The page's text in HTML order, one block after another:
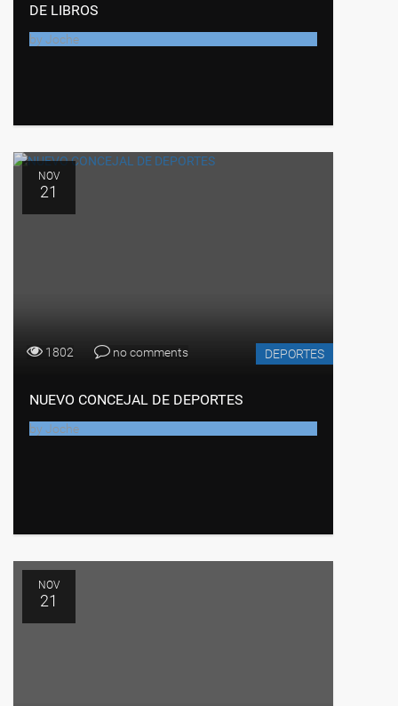
DE LIBROS
by Joche
NOV
21
1802 no comments DEPORTES
NUEVO CONCEJAL DE DEPORTES
by Joche
NOV
21